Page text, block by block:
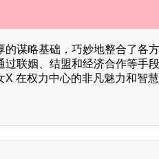
谋略基础，巧妙地整合了各
过联姻、结盟和经济合作等手
X 在权力中心的非凡魅力和智